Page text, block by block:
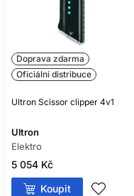
Doprava zdarma
Oficiální distribuce
Ultron Scissor clipper 4v1
Ultron
Elektro
5 054 Kč
Koupit